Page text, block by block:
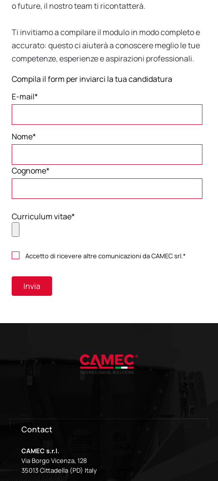
o future, il nostro team ti ricontatterà.
Ti invitiamo a compilare il modulo in modo completo e
accurato: questo ci aiuterà a conoscere meglio le tue
competenze, esperienze e aspirazioni professionali.
Compila il form per inviarci la tua candidatura
E-mail*
Nome*
Cognome*
Curriculum vitae*
Accetto di ricevere altre comunicazioni da CAMEC srl.*
Contact
CAMEC s.r.l.
Via Borgo Vicenza, 128
35013 Cittadella (PD) Italy